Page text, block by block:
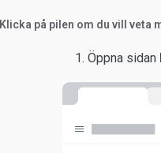
Klicka på pilen om du vill veta
Öppna sidan